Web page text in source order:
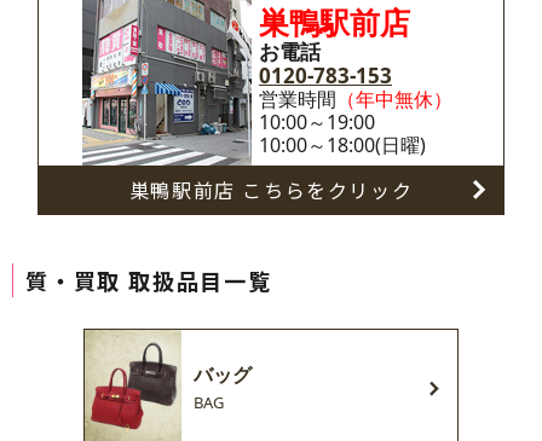
巣鴨駅前店
お電話
0120-783-153
営業時間 （年中無休）
10:00～19:00
10:00～18:00(日曜)
巣鴨駅前店 こちらをクリック
質・買取 取扱品目一覧
バッグ
BAG